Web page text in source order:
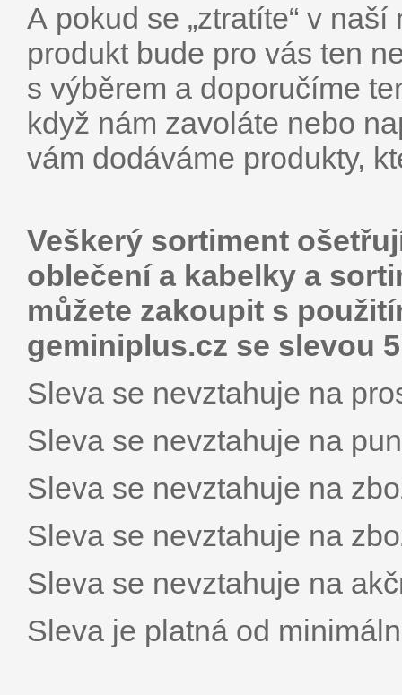
A pokud se „ztratíte“ v
produkt bude pro vás ten
s výběrem a doporučíme
když nám zavoláte nebo
vám dodáváme produkty,
Veškerý sortiment
oblečení a kabelky a
můžete zakoupit s
geminiplus.cz se slevou
Sleva se nevztahuje na
Sleva se nevztahuje na
Sleva se nevztahuje na
Sleva se nevztahuje na
Sleva se nevztahuje na
Sleva je platná od